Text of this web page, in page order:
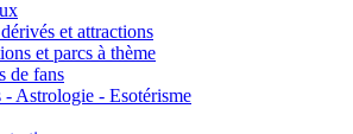
et attractions
et parcs à thème
de fans
- Astrologie - Esotérisme